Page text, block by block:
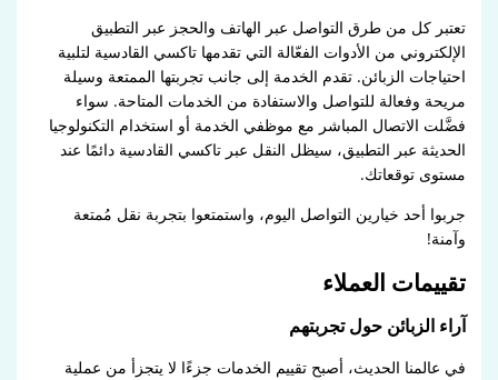
تعتبر كل من طرق التواصل عبر الهاتف والحجز عبر التطبيق
الإلكتروني من الأدوات الفعّالة التي تقدمها تاكسي القادسية لتلبية
احتياجات الزبائن. تقدم الخدمة إلى جانب تجربتها الممتعة وسيلة
مريحة وفعالة للتواصل والاستفادة من الخدمات المتاحة. سواء
فضَّلت الاتصال المباشر مع موظفي الخدمة أو استخدام التكنولوجيا
الحديثة عبر التطبيق، سيظل النقل عبر تاكسي القادسية دائمًا عند
مستوى توقعاتك.
جربوا أحد خيارين التواصل اليوم، واستمتعوا بتجربة نقل مُمتعة
وآمنة!
تقييمات العملاء
آراء الزبائن حول تجربتهم
في عالمنا الحديث، أصبح تقييم الخدمات جزءًا لا يتجزأ من عملية